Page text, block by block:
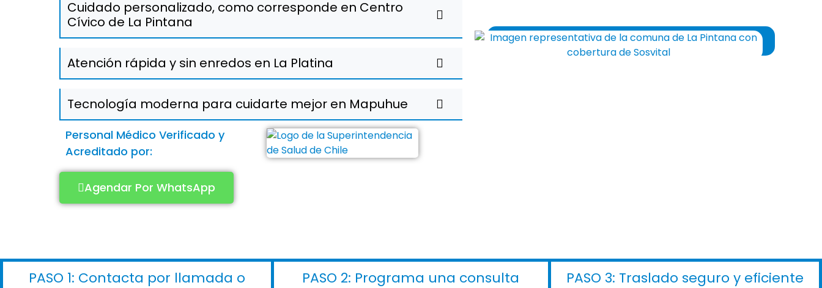
Cuidado personalizado, como corresponde en Centro
Cívico de La Pintana
Atención rápida y sin enredos en La Platina
Tecnología moderna para cuidarte mejor en Mapuhue
Personal Médico Verificado y
Acreditado por:
Agendar Por WhatsApp
PASO 1: Contacta por llamada o
PASO 2: Programa una consulta PASO 3: Traslado seguro y eficiente